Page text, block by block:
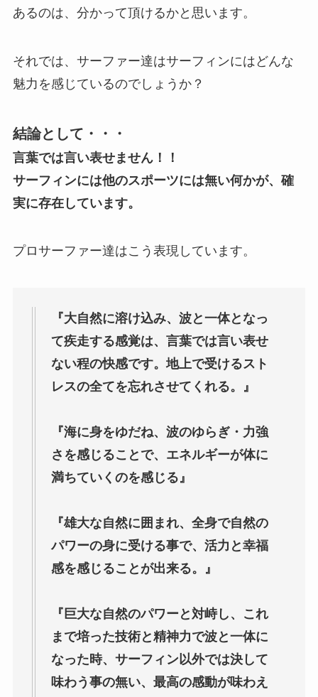
あるのは、分かって頂けるかと思います。
それでは、サーファー達はサーフィンにはどんな
魅力を感じているのでしょうか？
結論として・・・
言葉では言い表せません！！
サーフィンには他のスポーツには無い何かが、確
実に存在しています。
プロサーファー達はこう表現しています。
『大自然に溶け込み、波と一体となっ
て疾走する感覚は、言葉では言い表せ
ない程の快感です。地上で受けるスト
レスの全てを忘れさせてくれる。』
『海に身をゆだね、波のゆらぎ・力強
さを感じることで、エネルギーが体に
満ちていくのを感じる』
『雄大な自然に囲まれ、全身で自然の
パワーの身に受ける事で、活力と幸福
感を感じることが出来る。』
『巨大な自然のパワーと対峙し、これ
まで培った技術と精神力で波と一体に
なった時、サーフィン以外では決して
味わう事の無い、最高の感動が味わえ